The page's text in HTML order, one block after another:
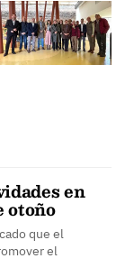
en
otoño
que el
el